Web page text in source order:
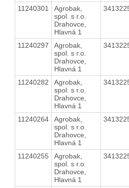
11240301
Agrobak,
spol. s r.o.
Drahovce,
Hlavná 1
11240297
Agrobak,
spol. s r.o.
Drahovce,
Hlavná 1
11240282
Agrobak,
spol. s r.o.
Drahovce,
Hlavná 1
11240264
Agrobak,
spol. s r.o.
Drahovce,
Hlavná 1
11240255
Agrobak,
spol. s r.o.
Drahovce,
Hlavná 1